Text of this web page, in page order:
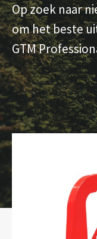
Op zoek naar
om het beste
GTM